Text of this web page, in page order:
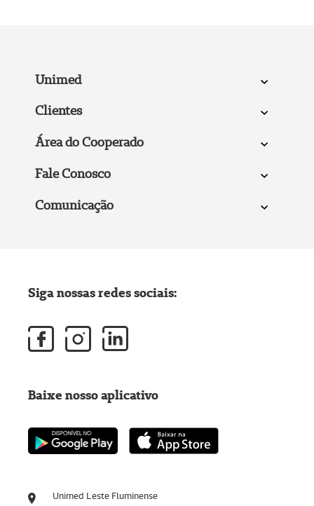
Unimed
Clientes
Área do Cooperado
Fale Conosco
Comunicação
Unimed Leste Fluminense
Siga nossas redes sociais:
Baixe nosso aplicativo